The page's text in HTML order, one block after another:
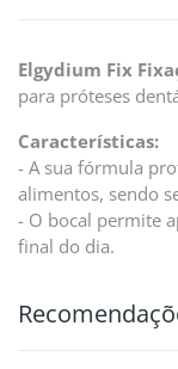
Elgydium Fix
para próteses
Características:
- A sua fórmula
alimentos, sendo
- O bocal permite
final do dia.